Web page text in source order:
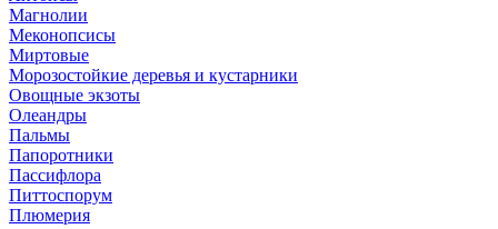
Магнолии
Меконопсисы
Миртовые
Морозостойкие деревья и кустарники
Овощные экзоты
Олеандры
Пальмы
Папоротники
Пассифлора
Питтоспорум
Плюмерия